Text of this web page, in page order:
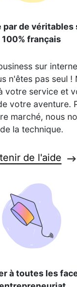
par de
100% français
sur
n'êtes pas seul !
votre service et
votre aventure.
marché, nous
de la technique.
de l'aide
à toutes les